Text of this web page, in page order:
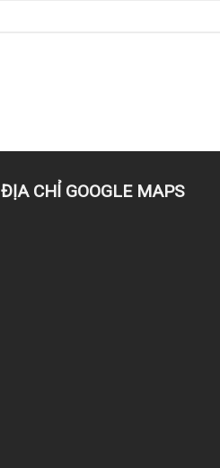
ĐỊA CHỈ GOOGLE MAPS